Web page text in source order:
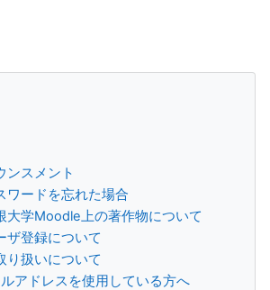
ンスメント
ワードを忘れた場合
大学Moodle上の著作物について
ザ登録について
り扱いについて
アドレスを使用している方へ